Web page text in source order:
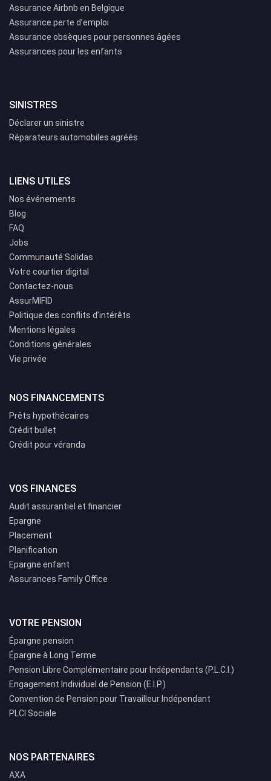
Assurance Airbnb en Belgique
Assurance perte d’emploi
Assurance obsèques pour personnes âgées
Assurances pour les enfants
SINISTRES
Déclarer un sinistre
Réparateurs automobiles agréés
LIENS UTILES
Nos événements
Blog
FAQ
Jobs
Communauté Solidas
Votre courtier digital
Contactez-nous
AssurMIFID
Politique des conflits d’intérêts
Mentions légales
Conditions générales
Vie privée
NOS FINANCEMENTS
Prêts hypothécaires
Crédit bullet
Crédit pour véranda
VOS FINANCES
Audit assurantiel et financier
Epargne
Placement
Planification
Epargne enfant
Assurances Family Office
VOTRE PENSION
Épargne pension
Épargne à Long Terme
Pension Libre Complémentaire pour Indépendants (P.L.C.I.)
Engagement Individuel de Pension (E.I.P.)
Convention de Pension pour Travailleur Indépendant
PLCI Sociale
NOS PARTENAIRES
AXA